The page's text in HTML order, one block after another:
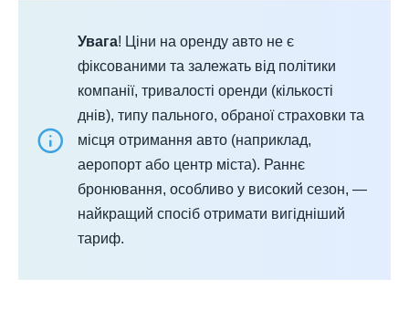
Увага! Ціни на оренду авто не є
фіксованими та залежать від політики
компанії, тривалості оренди (кількості
днів), типу пального, обраної страховки та
місця отримання авто (наприклад,
аеропорт або центр міста). Раннє
бронювання, особливо у високий сезон, —
найкращий спосіб отримати вигідніший
тариф.